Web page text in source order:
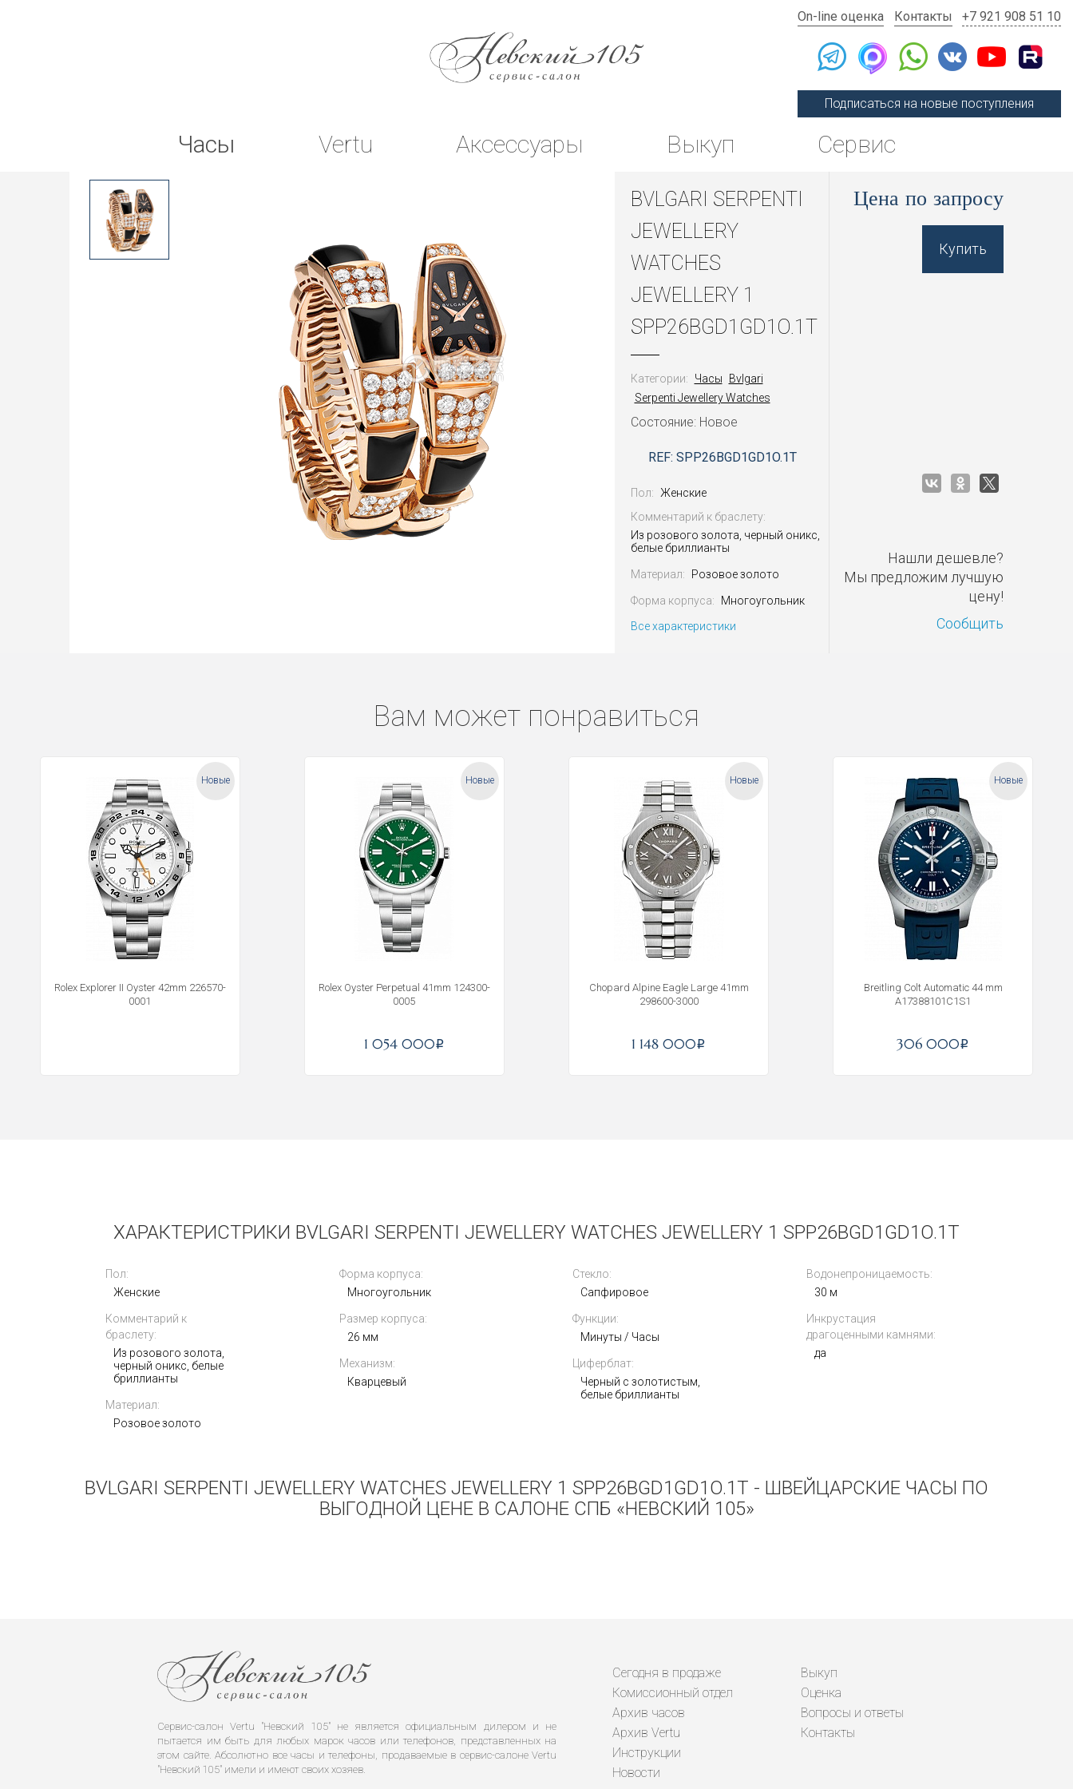
On-line оценка Контакты +7 921 908 51 10
Подписаться на новые поступления
Часы Vertu Аксессуары Выкуп Сервис
BVLGARI SERPENTI
JEWELLERY
WATCHES
JEWELLERY 1
SPP26BGD1GD1O.1T
Категории: Часы
Bvlgari
Serpenti Jewellery Watches
Состояние: Новое
REF: SPP26BGD1GD1O.1T
Пол:
Женские
Комментарий к браслету:
Из розового золота, черный оникс,
белые бриллианты
Материал: Розовое золото
Форма корпуса:
Многоугольник
Все характеристики
Цена по запросу
Купить
Нашли дешевле?
Мы предложим лучшую
цену!
Сообщить
Вам может понравиться
Новые
Rolex Explorer II Oyster 42mm 226570-
0001
Новые
Rolex Oyster Perpetual 41mm 124300-
0005
1 054 000i
Новые
Chopard Alpine Eagle Large 41mm
298600-3000
1 148 000i
Новые
Breitling Colt Automatic 44 mm
A17388101C1S1
306 000i
Vertu Metawatch S1 Black Ceramic
445 000i
ХАРАКТЕРИСТРИКИ BVLGARI SERPENTI JEWELLERY WATCHES JEWELLERY 1 SPP26BGD1GD1O.1T
Пол:
Женские
Комментарий к
браслету:
Из розового золота,
черный оникс, белые
бриллианты
Материал:
Розовое золото
Форма корпуса:
Многоугольник
Размер корпуса:
26 мм
Механизм:
Кварцевый
Стекло:
Сапфировое
Функции:
Минуты / Часы
Циферблат:
Черный с золотистым,
белые бриллианты
Водонепроницаемость:
30 м
Инкрустация
драгоценными камнями:
да
BVLGARI SERPENTI JEWELLERY WATCHES JEWELLERY 1 SPP26BGD1GD1O.1T - ШВЕЙЦАРСКИЕ ЧАСЫ ПО
ВЫГОДНОЙ ЦЕНЕ В САЛОНЕ СПБ «НЕВСКИЙ 105»
Сервис-салон Vertu "Невский 105" не является официальным дилером и не
пытается им быть для любых марок часов или телефонов, представленных на
этом сайте. Абсолютно все часы и телефоны, продаваемые в сервис-салоне Vertu
"Невский 105" имели и имеют своих хозяев.
Сегодня в продаже
Комиссионный отдел
Архив часов
Архив Vertu
Инструкции
Новости
Выкуп
Оценка
Вопросы и ответы
Контакты